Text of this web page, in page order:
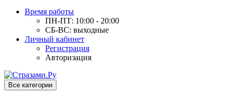
Время работы
ПН-ПТ: 10:00 - 20:00
СБ-ВС: выходные
Личный кабинет
Регистрация
Авторизация
Все категории